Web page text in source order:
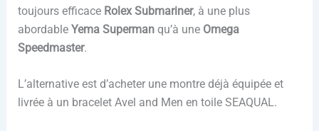
toujours efficace Rolex Submariner, à une plus
abordable Yema Supermanqu’à une Omega
Speedmaster.
L’alternative est d’acheter une montre déjà équipée et
livrée à un bracelet Avel and Men en toile SEAQUAL.